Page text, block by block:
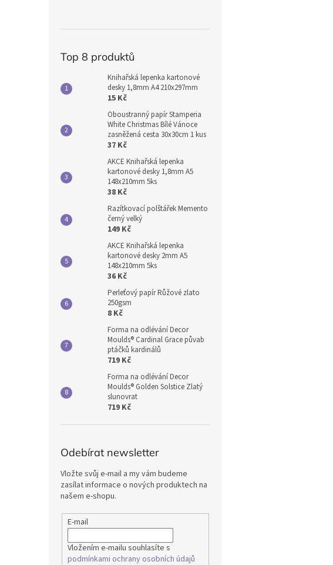
Top 8 produktů
Knihařská lepenka kartonové
desky 1,8mm A4 210x297mm
15 Kč
Oboustranný papír Stamperia
White Christmas Bílé Vánoce
zasněžená cesta 30x30cm 1 kus
37 Kč
AKCE Knihařská lepenka
kartonové desky 1,8mm A5
148x210mm 5ks
38 Kč
Razítkovací polštářek Memento
černý velký
149 Kč
AKCE Knihařská lepenka
kartonové desky 2mm A5
148x210mm 5ks
36 Kč
Perleťový papír Růžové zlato
250gsm
8 Kč
Forma na odlévání Decor
Moulds® Cardinal Grace půvab
ptáčků kardinálů
719 Kč
Forma na odlévání Decor
Moulds® Golden Solstice Zlatý
slunovrat
719 Kč
Odebírat newsletter
Vložte svůj e-mail a my vám budeme
zasílat informace o nových produktech na
našem e-shopu.
E-mail
Vložením e-mailu souhlasíte s
podmínkami ochrany osobních údajů